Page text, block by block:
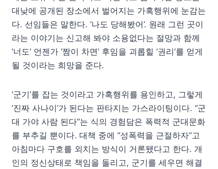
대낮에 공개된 장소에서 벌어지는 가혹행위에 눈감는
다. 선임들은 말한다. ‘나도 당해봤어’. 원래 그런 곳이
라는 이야기는 신고해 봐야 소용없다는 절망과 함께
‘너도’ 언젠가 ‘짬이 차면’ 후임을 괴롭힐 ‘권리’를 얻게
될 것이라는 희망을 준다.
‘군기’를 잡는 것이라고 가혹행위를 용인하고, 그렇게
‘진짜 사나이’가 된다는 판타지는 가스라이팅이다. “군
대 가야 사람 된다”는 식의 경험담은 폭력적 군대문화
를 부추길 뿐이다. 대책 중에 “성폭력을 근절하자”고
아침마다 구호를 외치는 방식이 거론됐다고 한다. 개
인의 정신상태로 책임을 돌리고, 군기를 세우면 해결